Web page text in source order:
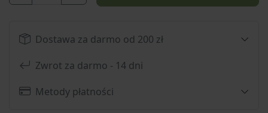
Dostawa za darmo od 200 zł
Zwrot za darmo - 14 dni
Metody płatności